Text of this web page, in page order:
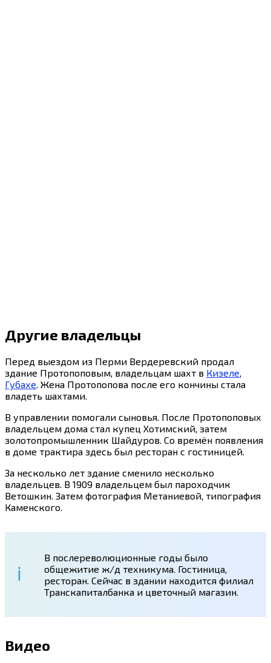
Другие владельцы
Перед выездом из Перми Вердеревский продал
здание Протопоповым, владельцам шахт в Кизеле,
Губахе. Жена Протопопова после его кончины стала
владеть шахтами.
В управлении помогали сыновья. После Протопоповых
владельцем дома стал купец Хотимский, затем
золотопромышленник Шайдуров. Со времён появления
в доме трактира здесь был ресторан с гостиницей.
За несколько лет здание сменило несколько
владельцев. В 1909 владельцем был пароходчик
Ветошкин. Затем фотография Метаниевой, типография
Каменского.
В послереволюционные годы было
общежитие ж/д техникума. Гостиница,
ресторан. Сейчас в здании находится филиал
Транскапиталбанка и цветочный магазин.
Видео